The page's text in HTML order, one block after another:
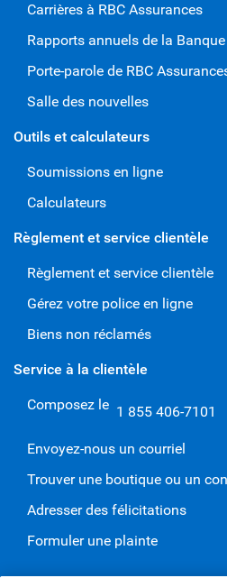
Carrières à RBC Assurances
Rapports annuels de la
Porte-parole de RBC
Salle des nouvelles
Outils et calculateurs
Soumissions en ligne
Calculateurs
Règlement et service clientèle
Règlement et service clientèle
Gérez votre police en ligne
Biens non réclamés
Service à la clientèle
Composez le 1 855 406-7101
Envoyez-nous un courriel
Trouver une boutique ou un
Adresser des félicitations
Formuler une plainte